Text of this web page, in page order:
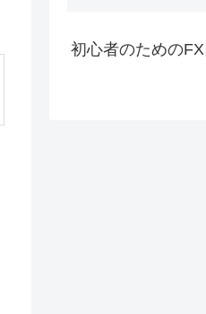
初心者のための